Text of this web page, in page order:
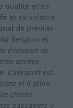
qualité et sa
et sa volonté
de premier
Belgium et
évolution de
années
L’aéroport est
et il attire
clients
passagers y